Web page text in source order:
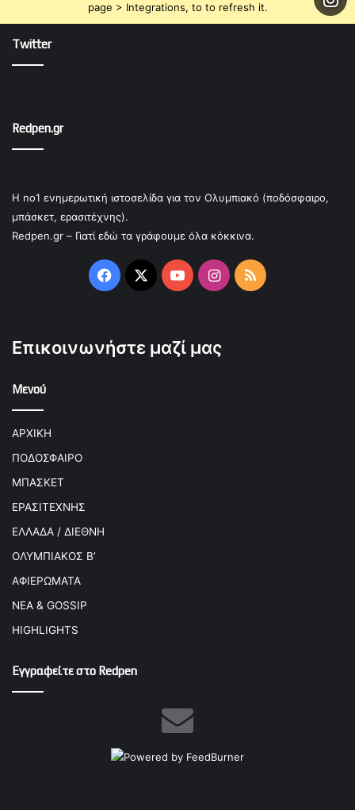
page > Integrations, to to refresh it.
Twitter
Redpen.gr
Η no1 ενημερωτική ιστοσελίδα για τον Ολυμπιακό (ποδόσφαιρο,
μπάσκετ, ερασιτέχνης).
Redpen.gr – Γιατί εδώ τα γράφουμε όλα κόκκινα.
Facebook
X YouTubeInstagram
RSS
Επικοινωνήστε μαζί μας
Μενού
ΑΡΧΙΚΗ
ΠΟΔΟΣΦΑΙΡΟ
ΜΠΑΣΚΕΤ
ΕΡΑΣΙΤΕΧΝΗΣ
ΕΛΛΑΔΑ / ΔΙΕΘΝΗ
ΟΛΥΜΠΙΑΚΟΣ Β’
ΑΦΙΕΡΩΜΑΤΑ
ΝΕΑ & GOSSIP
HIGHLIGHTS
Εγγραφείτε στο Redpen